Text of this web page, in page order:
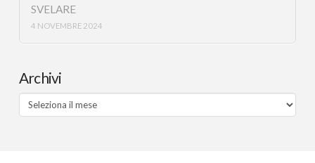
SVELARE
4 NOVEMBRE 2024
Archivi
Archivi